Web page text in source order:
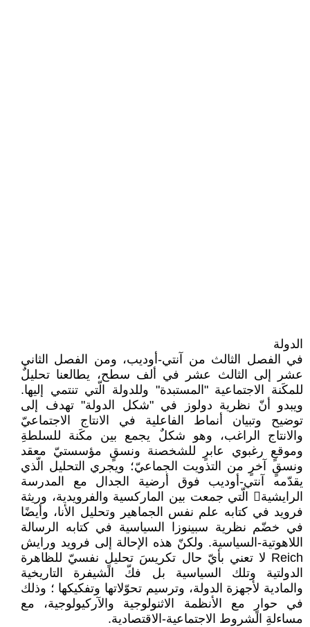
الدولة ‏
في الفصل الثالث من آنتي-أوديب، ومن الفصل ‏الثاني
عشر إلى الثالث عشر في ألف سطح، ‏يطالعنا تحليلٌ
للمكَنة الاجتماعية "المستبدة" ‏وللدولة الّتي تنتمي إليها.
ويبدو أنّ نظرية دولوز ‏في "شكل الدولة" تهدف إلى
توضيح وتبيان أنماط ‏الفاعلية في الانتاج الاجتماعيّ
والانتاج الراغب، ‏وهو شكلٌ يجمع بين مكَنة للسلطةِ
وموقعٍ رغبوي ‏عابرٍ للشخصنة ونسقٍ مؤسستيّ معقد
ونسقٍ آخرٍ ‏من التذويت الجماعيّ؛ ويجري التحليل الّذي
‏يقدّمه آنتي-أوديب فوق أرضية الجدال مع ‏المدرسة
الرايشية‏ الّتي جمعت بين الماركسية ‏والفرويدية، وريثة
فرويد في كتابه علم نفس ‏الجماهير وتحليل الأنا، وأيضًا
في خضّم نظرية ‏سبينوزا السياسية في كتابه الرسالة
اللاهوتية-‏السياسية. ولكنّ هذه الإحالة إلى فرويد ورايش
‏Reich‏ لا تعني بأيّ حال تكريسَ تحليلٍ نفسيّ ‏للظاهرة
الدولتية وتلك السياسية بل فكّ الشيفرة ‏التاريخية
والمادية لأجهزة الدولة، وترسيم تحوّلاتها ‏وتفكيكها ؛ وذلك
في حوارٍ مع الأنظمة ‏الاثنولوجية والآركيولوجية، مع
مساءلةِ الشروط ‏الاجتماعية-الاقتصادية.‏